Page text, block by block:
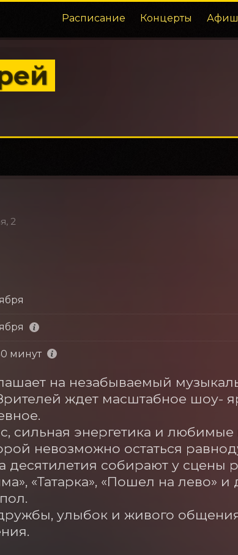
Расписание Концерты
2
минут
на незабываемый
ждет масштабное шоу-
сильная энергетика и
невозможно остаться
десятилетия собирают у сцены
«Татарка», «Пошел на лево»
улыбок и живого